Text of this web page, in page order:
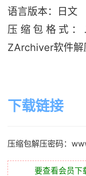
语言版本：日文
压缩包格式
ZArchiver软件解
下载链接
压缩包解压密码：
要查看会员下